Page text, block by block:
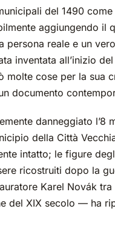
del 1490
aggiungendo il
persona reale e un
inventata all’inizio
cose per la sua
documento
danneggiato
della Città
intatto; le figure
ricostruiti dopo la
Karel Novák tra
del XIX secolo — ha